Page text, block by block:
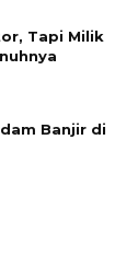
Tapi Milik
Banjir di